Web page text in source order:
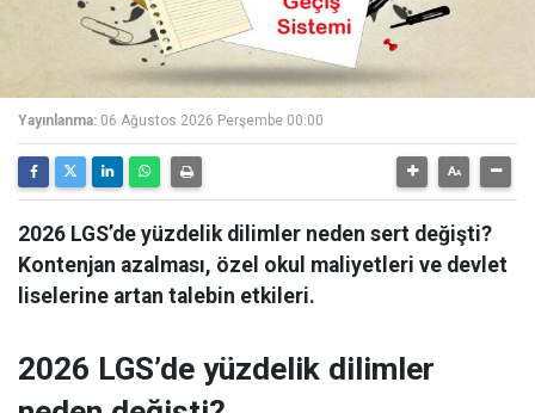
Yayınlanma: 06 Ağustos 2026 Perşembe 00:00
2026 LGS’de yüzdelik dilimler neden sert değişti?
Kontenjan azalması, özel okul maliyetleri ve devlet
liselerine artan talebin etkileri.
2026 LGS’de yüzdelik dilimler